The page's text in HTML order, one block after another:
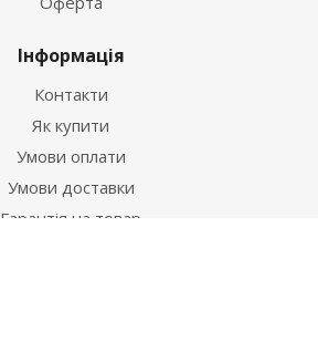
Інформація
Контакти
Як купити
Умови оплати
Умови доставки
Гарантія на товар